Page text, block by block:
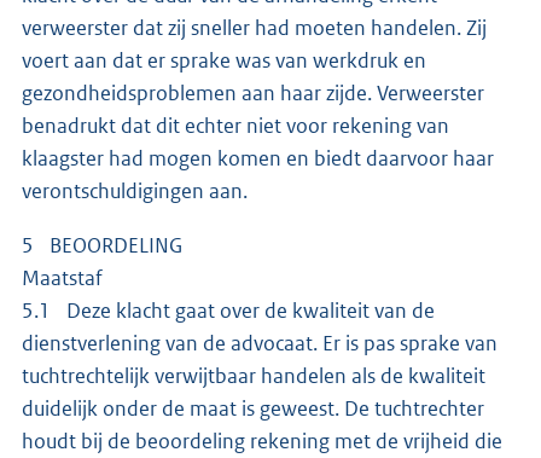
verweerster dat zij sneller had moeten handelen. Zij
voert aan dat er sprake was van werkdruk en
gezondheidsproblemen aan haar zijde. Verweerster
benadrukt dat dit echter niet voor rekening van
klaagster had mogen komen en biedt daarvoor haar
verontschuldigingen aan.
5 BEOORDELING
Maatstaf
5.1 Deze klacht gaat over de kwaliteit van de
dienstverlening van de advocaat. Er is pas sprake van
tuchtrechtelijk verwijtbaar handelen als de kwaliteit
duidelijk onder de maat is geweest. De tuchtrechter
houdt bij de beoordeling rekening met de vrijheid die